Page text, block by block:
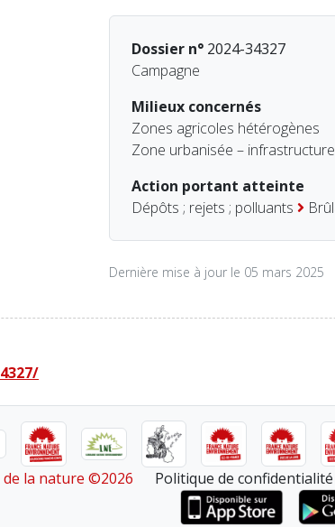
Dossier n°2024-34327
Campagne
Milieux concernés
Zones agricoles hétérogènes
Zone urbanisée –
Action portant atteinte
Dépôts ; rejets ; polluants
Dernière mise à jour le 05 mars 2025
de la nature ©2026 Politique de confidentialité